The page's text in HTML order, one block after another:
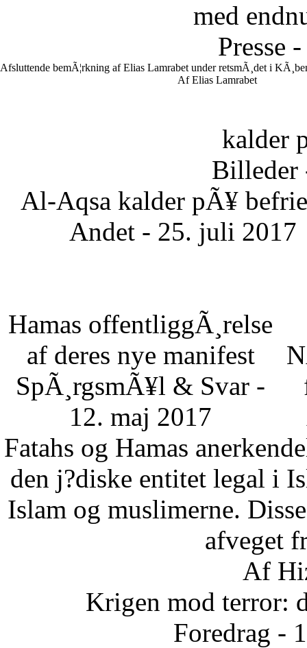
med
Presse
Afsluttende bemÃ¦rkning af Elias Lamrabet under retsmÃ¸det i
Af Elias Lamrabet
kalder
Billeder
Al-Aqsa kalder pÃ¥
Andet - 25. juli 2017
Hamas offentliggÃ¸relse
af deres nye manifest
SpÃ¸rgsmÃ¥l & Svar -
12. maj 2017
Fatahs og Hamas
den j?diske entitet legal i
Islam og muslimerne.
afveget
Af
Krigen mod terror:
Foredrag -